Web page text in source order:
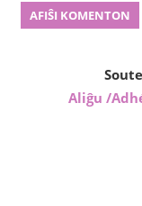
Aliĝu /